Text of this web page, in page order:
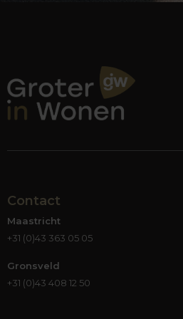
Contact
Maastricht
+31 (0)43 363 05 05
Gronsveld
+31 (0)43 408 12 50